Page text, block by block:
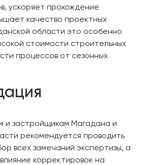
ускоряет прохождение
качество проектных
области это особенно
стоимости строительных
процессов от сезонных
и застройщикам Магадана и
рекомендуется проводить
всех замечаний экспертизы, а
корректировок на